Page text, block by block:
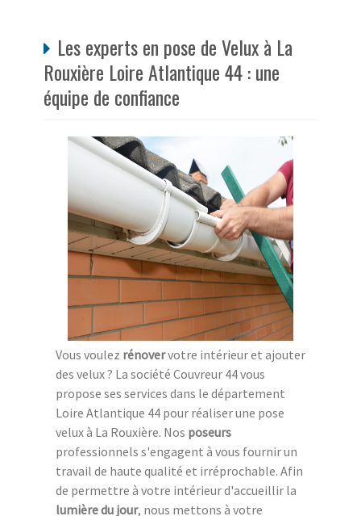
Les experts en pose de Velux à La
Rouxière Loire Atlantique 44 : une
équipe de confiance
Vous voulez rénovervotre intérieur et ajouter
des velux ? La société Couvreur 44 vous
propose ses services dans le département
Loire Atlantique 44 pour réaliser une pose
velux à La Rouxière. Nos poseurs
professionnels s'engagent à vous fournir un
travail de haute qualité et irréprochable. Afin
de permettre à votre intérieur d'accueillir la
lumière du jour, nous mettons à votre